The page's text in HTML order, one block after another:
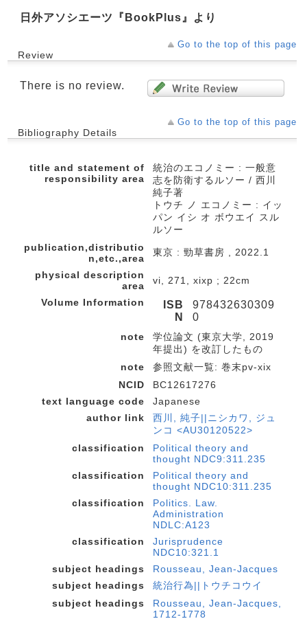
日外アソシエーツ『BookPlus』より
Go to the top of this page
Review
There is no review.
Go to the top of this page
Bibliography Details
title and statement of
responsibility area
統治のエコノミー : 一般意
志を防衛するルソー / 西川
純子著
トウチ ノ エコノミー : イッ
パン イシ オ ボウエイ スル
ルソー
publication,distributio
n,etc.,area
東京 : 勁草書房 , 2022.1
physical description
area
vi, 271, xixp ; 22cm
Volume Information
ISB
N
978432630309
0
note
学位論文 (東京大学, 2019
年提出) を改訂したもの
note
参照文献一覧: 巻末pv-xix
NCID
BC12617276
text language code
Japanese
author link
西川, 純子||ニシカワ, ジュ
ンコ <AU30120522>
classification
Political theory and
thought NDC9:311.235
classification
Political theory and
thought NDC10:311.235
classification
Politics. Law.
Administration
NDLC:A123
classification
Jurisprudence
NDC10:321.1
subject headings
Rousseau, Jean-Jacques
subject headings
統治行為||トウチコウイ
subject headings
Rousseau, Jean-Jacques,
1712-1778